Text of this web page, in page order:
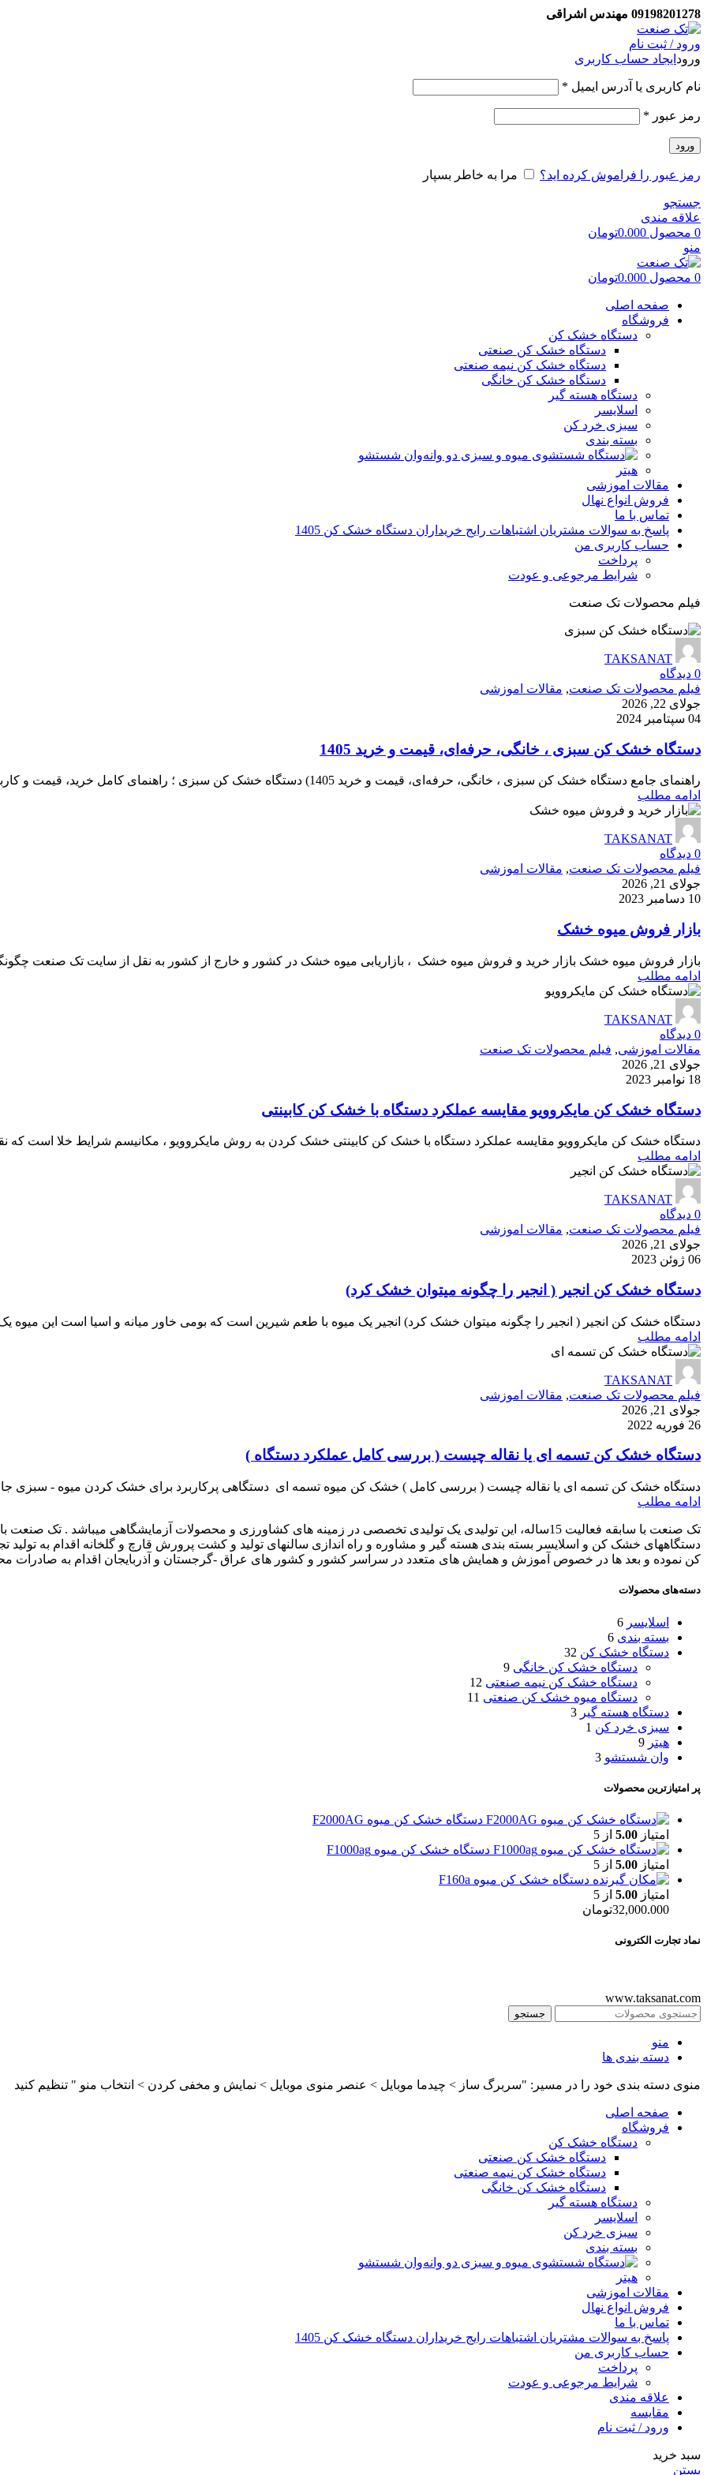
09198201278 مهندس اشراقی
ورود / ثبت نام
ورود ایجاد حساب کاربری
نام کاربری یا آدرس ایمیل *
رمز عبور *
ورود
رمز عبور را فراموش کرده اید؟ مرا به خاطر بسپار
جستجو
علاقه مندی
0 محصول 0.000تومان
منو
0 محصول 0.000تومان
صفحه اصلی
فروشگاه
دستگاه خشک کن
دستگاه خشک کن صنعتی
دستگاه خشک کن نیمه صنعتی
دستگاه خشک کن خانگی
دستگاه هسته گیر
اسلایسر
سبزی خرد کن
بسته بندی
وان شستشو
هیتر
مقالات اموزشی
فروش انواع نهال
تماس با ما
پاسخ به سوالات مشتریان اشتباهات رایج خریداران دستگاه خشک کن 1405
حساب کاربری من
پرداخت
شرایط مرجوعی و عودت
فیلم محصولات تک صنعت
TAKSANAT
0 دیدگاه
فیلم محصولات تک صنعت, مقالات اموزشی
جولای 22, 2026
04 سپتامبر 2024
دستگاه خشک کن سبزی ، خانگی، حرفه‌ای، قیمت و خرید 1405
راهنمای جامع دستگاه خشک کن سبزی ، خانگی، حرفه‌ای، قیمت و خرید 1405) دستگاه خشک کن سبزی ؛ راهنمای کامل خرید، قیمت و کاربرد دستگاه سبزی ...
ادامه مطلب
TAKSANAT
0 دیدگاه
فیلم محصولات تک صنعت, مقالات اموزشی
جولای 21, 2026
10 دسامبر 2023
بازار فروش میوه خشک
بازار فروش میوه خشک بازار خرید و فروش میوه خشک ، بازاریابی میوه خشک در کشور و خارج از کشور به نقل از سایت تک صنعت
ادامه مطلب
TAKSANAT
0 دیدگاه
مقالات اموزشی, فیلم محصولات تک صنعت
جولای 21, 2026
18 نوامبر 2023
دستگاه خشک کن مایکروویو مقایسه عملکرد دستگاه با خشک کن کابینتی
دستگاه خشک کن مایکروویو مقایسه عملکرد دستگاه با خشک کن کابینتی خشک کردن به روش مایکروویو ، مکانیسم شرایط خلا است
ادامه مطلب
TAKSANAT
0 دیدگاه
فیلم محصولات تک صنعت, مقالات اموزشی
جولای 21, 2026
06 ژوئن 2023
دستگاه خشک کن انجیر ( انجیر را چگونه میتوان خشک کرد)
دستگاه خشک کن انجیر ( انجیر را چگونه میتوان خشک کرد) انجیر یک میوه با طعم شیرین است که بومی خاور میانه و اسیا است این میوه
ادامه مطلب
TAKSANAT
فیلم محصولات تک صنعت, مقالات اموزشی
جولای 21, 2026
26 فوریه 2022
دستگاه خشک کن تسمه ای یا نقاله چیست ( بررسی کامل عملکرد دستگاه )
دستگاه خشک کن تسمه ای یا نقاله چیست ( بررسی کامل ) خشک کن میوه تسمه ای دستگاهی پرکاربرد برای خشک کردن میوه - سبزی
ادامه مطلب
تک صنعت با سابقه فعالیت 15ساله، این تولیدی یک تولیدی تخصصی در زمینه های کشاورزی و محصولات آزمایشگاهی
دستگاههای خشک کن و اسلایسر بسته بندی هسته گیر و مشاوره و راه اندازی سالنهای تولید و کشت پرورش قارچ و گلخانه اقدام به
کن نموده و بعد ها در خصوص آموزش و همایش های متعدد در سراسر کشور و کشور های عراق -گرجستان و آذربایجان اقدام به صادرات
دسته‌های محصولات
اسلایسر 6
بسته بندی 6
دستگاه خشک کن 32
دستگاه خشک کن خانگی 9
دستگاه خشک کن نیمه صنعتی 12
دستگاه میوه خشک کن صنعتی 11
دستگاه هسته گیر 3
سبزی خرد کن 1
هیتر 9
وان شستشو 3
پر امتیازترین محصولات
دستگاه خشک کن میوه F2000AG
امتیاز 5.00 از 5
دستگاه خشک کن میوه F1000ag
امتیاز 5.00 از 5
دستگاه خشک کن میوه F160a
امتیاز 5.00 از 5
32,000.000تومان
نماد تجارت الکترونی
www.taksanat.com
جستجو
منو
دسته بندی ها
منوی دسته بندی خود را در مسیر: "سربرگ ساز > چیدما موبایل > عنصر منوی موبایل > نمایش و مخفی کردن > انتخاب منو " تنظیم کنید
صفحه اصلی
فروشگاه
دستگاه خشک کن
دستگاه خشک کن صنعتی
دستگاه خشک کن نیمه صنعتی
دستگاه خشک کن خانگی
دستگاه هسته گیر
اسلایسر
سبزی خرد کن
بسته بندی
وان شستشو
هیتر
مقالات اموزشی
فروش انواع نهال
تماس با ما
پاسخ به سوالات مشتریان اشتباهات رایج خریداران دستگاه خشک کن 1405
حساب کاربری من
پرداخت
شرایط مرجوعی و عودت
علاقه مندی
مقایسه
ورود / ثبت نام
سبد خرید
بستن